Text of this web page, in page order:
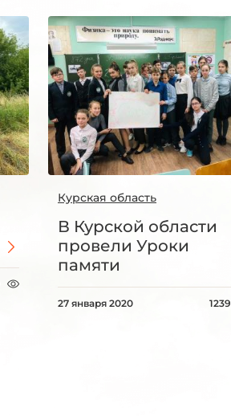
Курская область
В Курской области
провели Уроки
памяти
27 января 2020 1239